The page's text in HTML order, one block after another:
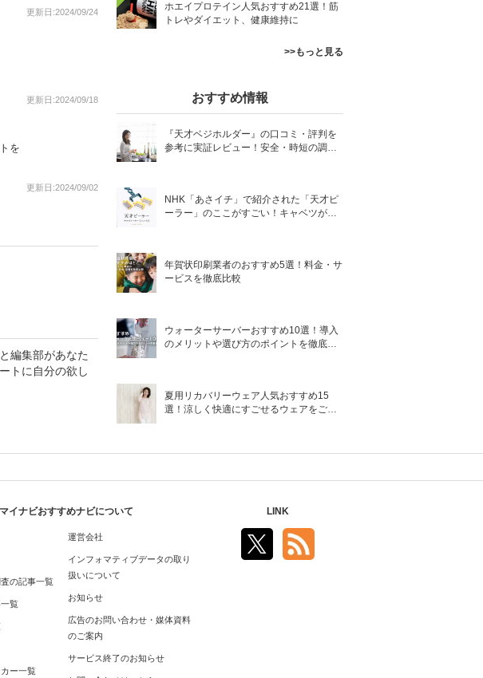
更新日:2024/09/24
更新日:2024/09/18
を
更新日:2024/09/02
編集部があなた
トに自分の欲し
ホエイプロテイン人気おすすめ21選！筋
トレやダイエット、健康維持に
>>もっと見る
おすすめ情報
『天才ベジホルダー』の口コミ・評判を
参考に実証レビュー！安全・時短の調理
NHK「あさイチ」で紹介された「天才ピ
ーラー」のここがすごい！キャベツがほ
年賀状印刷業者のおすすめ5選！料金・サ
ービスを徹底比較
ウォーターサーバーおすすめ10選！導入
のメリットや選び方のポイントを徹底解
夏用リカバリーウェア人気おすすめ15
選！涼しく快適にすごせるウェアをご紹
マイナビおすすめナビについて
の記事一覧
覧
ー一覧
運営会社
インフォマティブデータの取り
扱いについて
お知らせ
広告のお問い合わせ・媒体資料
のご案内
サービス終了のお知らせ
LINK